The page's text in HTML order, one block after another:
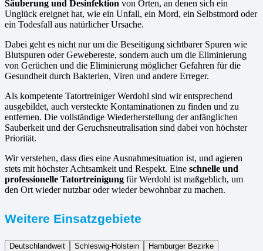
Säuberung und Desinfektion von Orten, an denen sich ein
Unglück ereignet hat, wie ein Unfall, ein Mord, ein Selbstmord oder
ein Todesfall aus natürlicher Ursache.
Dabei geht es nicht nur um die Beseitigung sichtbarer Spuren wie
Blutspuren oder Gewebereste, sondern auch um die Eliminierung
von Gerüchen und die Eliminierung möglicher Gefahren für die
Gesundheit durch Bakterien, Viren und andere Erreger.
Als kompetente Tatortreiniger Werdohl sind wir entsprechend
ausgebildet, auch versteckte Kontaminationen zu finden und zu
entfernen. Die vollständige Wiederherstellung der anfänglichen
Sauberkeit und der Geruchsneutralisation sind dabei von höchster
Priorität.
Wir verstehen, dass dies eine Ausnahmesituation ist, und agieren
stets mit höchster Achtsamkeit und Respekt. Eine schnelle und
professionelle Tatortreinigung für Werdohl ist maßgeblich, um
den Ort wieder nutzbar oder wieder bewohnbar zu machen.
Weitere Einsatzgebiete
Deutschlandweit Schleswig-Holstein
Hamburger Bezirke